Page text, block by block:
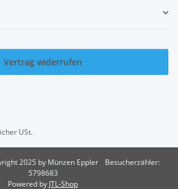
Vertrag widerrufen
USt.
2025 by Münzen Eppler
Besucherzähler:
5798683
Powered by JTL-Shop